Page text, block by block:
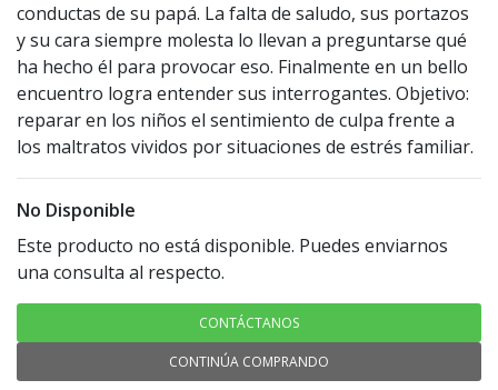
conductas de su papá. La falta de saludo, sus portazos
y su cara siempre molesta lo llevan a preguntarse qué
ha hecho él para provocar eso. Finalmente en un bello
encuentro logra entender sus interrogantes. Objetivo:
reparar en los niños el sentimiento de culpa frente a
los maltratos vividos por situaciones de estrés familiar.
No Disponible
Este producto no está disponible. Puedes enviarnos
una consulta al respecto.
CONTÁCTANOS
CONTINÚA COMPRANDO